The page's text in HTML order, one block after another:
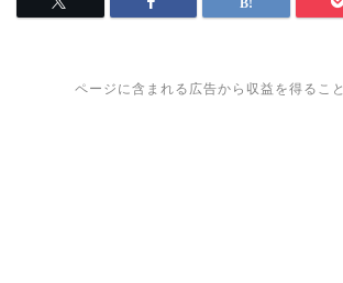
ページに含まれる広告から収益を得るこ